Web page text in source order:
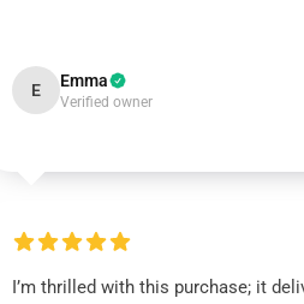
E Emma
Verified owner
I’m thrilled with this purchase; it